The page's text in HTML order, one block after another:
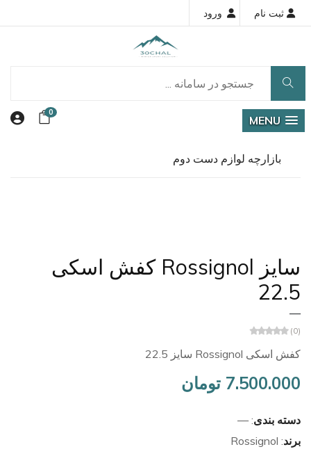
0
MENU
بازارچه لوازم دست دوم
کفش اسکی Rossignol سایز
22.5
—
(0)
کفش اسکی Rossignol سایز 22.5
7.500.000 تومان
دسته بندی: —
برند: Rossignol